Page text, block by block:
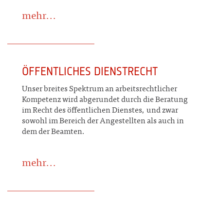
mehr...
ÖFFENTLICHES DIENSTRECHT
Unser breites Spektrum an arbeitsrechtlicher
Kompetenz wird abgerundet durch die Beratung
im Recht des öffentlichen Dienstes, und zwar
sowohl im Bereich der Angestellten als auch in
dem der Beamten.
mehr...